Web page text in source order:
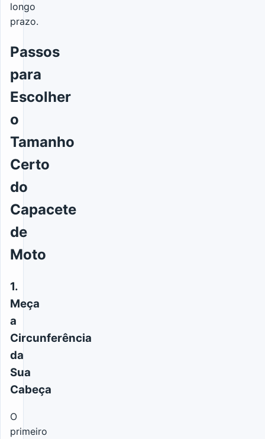
longo
prazo.
Passos
para
Escolher
o
Tamanho
Certo
do
Capacete
de
Moto
1.
Meça
a
Circunferência
da
Sua
Cabeça
O
primeiro